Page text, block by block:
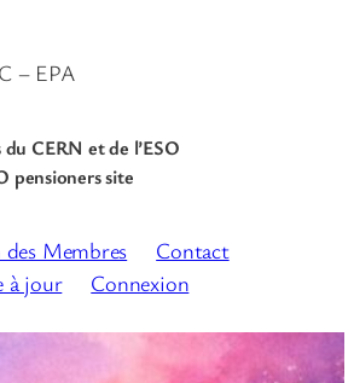
– EPA
CERN et de l’ESO
pensioners site
Membres
Contact
à jour
Connexion